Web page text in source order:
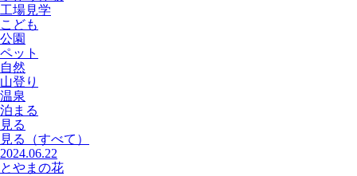
工場見学
こども
公園
ペット
自然
山登り
温泉
泊まる
見る
見る
（すべて）
2024.06.22
とやまの花